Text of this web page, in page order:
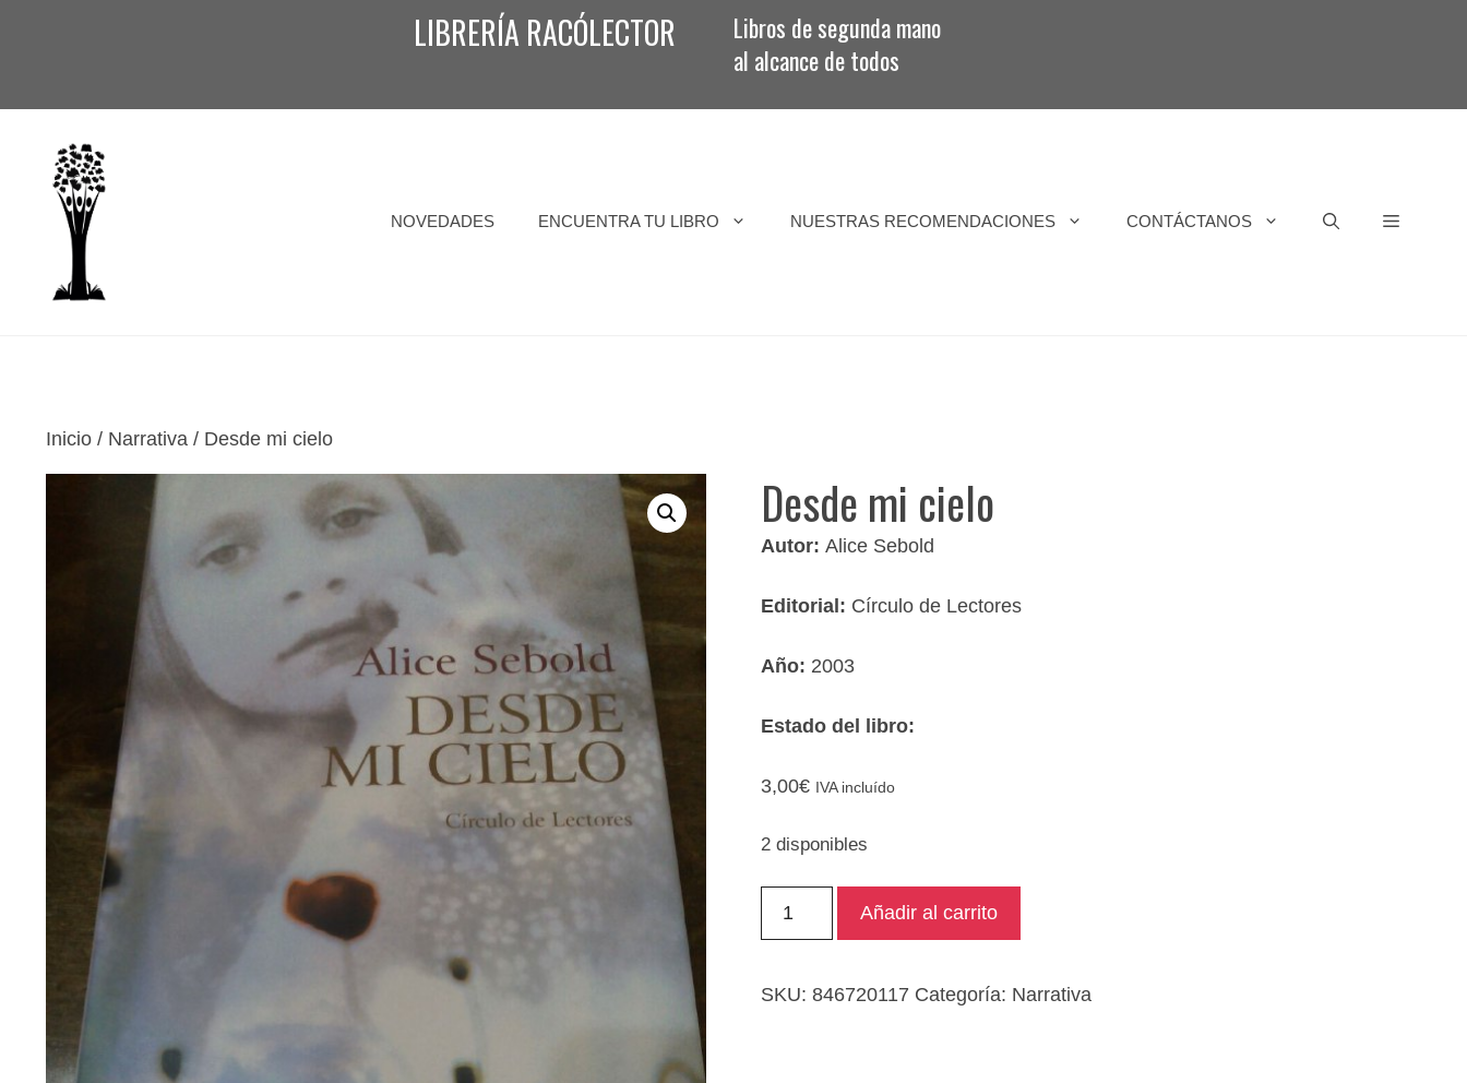
LIBRERÍA RACÓLECTOR
Libros de segunda mano
al alcance de todos
NOVEDADES ENCUENTRA TU LIBRO NUESTRAS RECOMENDACIONES CONTÁCTANOS
Inicio / Narrativa / Desde mi cielo
Desde mi cielo
Autor:Alice Sebold
Editorial: Círculo de Lectores
Año: 2003
Estado del libro:
3,00€ IVA incluído
2 disponibles
cantidad
Añadir al carrito
SKU:846720117 Categoría: Narrativa